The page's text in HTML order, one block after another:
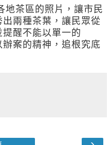
茶區的照片，讓市民
兩種茶葉，讓民眾從
醒不能以單一的
辦案的精神，追根究底